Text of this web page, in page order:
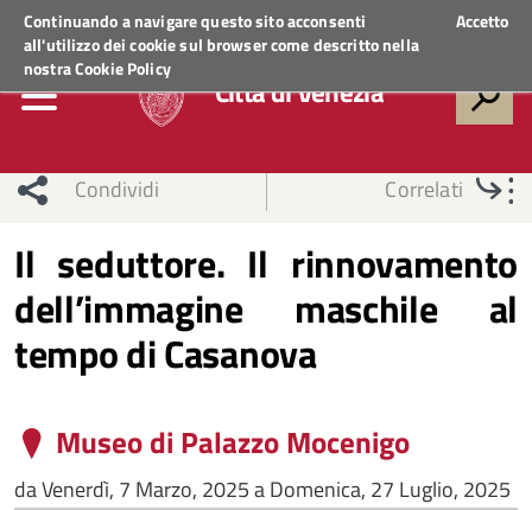
Continuando a navigare questo sito acconsenti
all'utilizzo dei cookie sul browser come descritto nella
nostraCookie Policy
Accetto
Regione VenetoACCEDI AI SERVIZI
Città di Venezia
Condividi Correlati
Il seduttore. Il rinnovamento
dell’immagine maschile al
tempo di Casanova
Museo di Palazzo Mocenigo
daVenerdì, 7 Marzo, 2025aDomenica, 27 Luglio, 2025